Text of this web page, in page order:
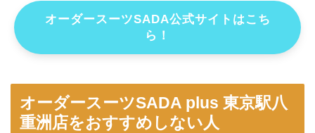
オーダースーツSADA公式サイトはこち
ら！
オーダースーツSADA plus 東京駅八
重洲店をおすすめしない人